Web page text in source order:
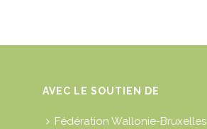
AVEC LE SOUTIEN DE
Fédération Wallonie-Bruxelles